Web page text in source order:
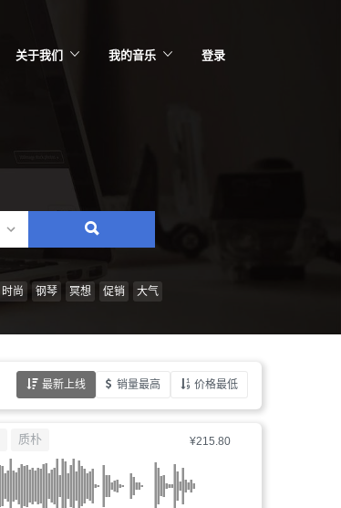
关于我们 我的音乐 登录
搜
情
风
乐
件
时尚 钢琴 冥想 促销 大气
最新上线 销量最高 价格最低
¥215.80
质朴